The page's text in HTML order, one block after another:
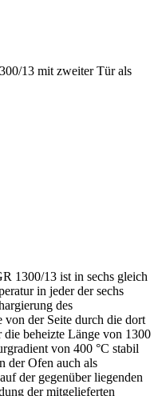
13 mit zweiter Tür als
1300/13 ist in sechs gleich
in jeder der sechs
des
der Seite durch die dort
die beheizte Länge von 1300
von 400 °C stabil
der Ofen auch als
der gegenüber liegenden
der mitgelieferten